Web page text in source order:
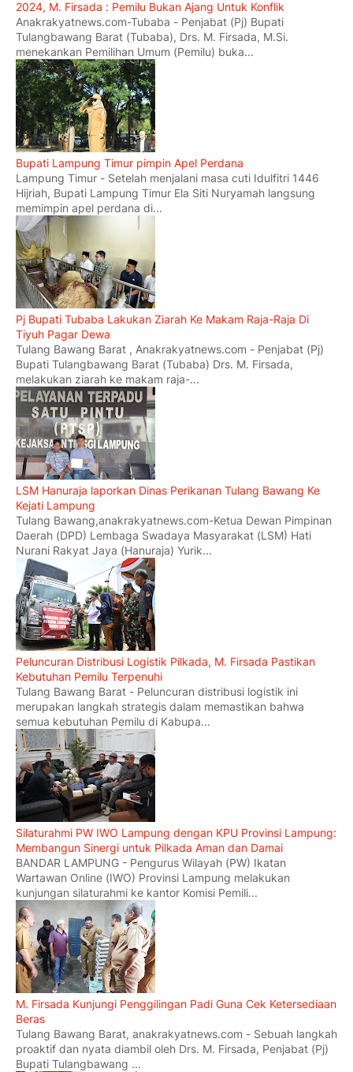
2024, M. Firsada : Pemilu Bukan Ajang Untuk Konflik
Anakrakyatnews.com-Tubaba - Penjabat (Pj) Bupati
Tulangbawang Barat (Tubaba), Drs. M. Firsada, M.Si.
menekankan Pemilihan Umum (Pemilu) buka...
Bupati Lampung Timur pimpin Apel Perdana
Lampung Timur - Setelah menjalani masa cuti Idulfitri 1446
Hijriah, Bupati Lampung Timur Ela Siti Nuryamah langsung
memimpin apel perdana di...
Pj Bupati Tubaba Lakukan Ziarah Ke Makam Raja-Raja Di
Tiyuh Pagar Dewa
Tulang Bawang Barat , Anakrakyatnews.com - Penjabat (Pj)
Bupati Tulangbawang Barat (Tubaba) Drs. M. Firsada,
melakukan ziarah ke makam raja-...
LSM Hanuraja laporkan Dinas Perikanan Tulang Bawang Ke
Kejati Lampung
Tulang Bawang,anakrakyatnews.com-Ketua Dewan Pimpinan
Daerah (DPD) Lembaga Swadaya Masyarakat (LSM) Hati
Nurani Rakyat Jaya (Hanuraja) Yurik...
Peluncuran Distribusi Logistik Pilkada, M. Firsada Pastikan
Kebutuhan Pemilu Terpenuhi
Tulang Bawang Barat - Peluncuran distribusi logistik ini
merupakan langkah strategis dalam memastikan bahwa
semua kebutuhan Pemilu di Kabupa...
Silaturahmi PW IWO Lampung dengan KPU Provinsi Lampung:
Membangun Sinergi untuk Pilkada Aman dan Damai
BANDAR LAMPUNG - Pengurus Wilayah (PW) Ikatan
Wartawan Online (IWO) Provinsi Lampung melakukan
kunjungan silaturahmi ke kantor Komisi Pemili...
M. Firsada Kunjungi Penggilingan Padi Guna Cek Ketersediaan
Beras
Tulang Bawang Barat, anakrakyatnews.com - Sebuah langkah
proaktif dan nyata diambil oleh Drs. M. Firsada, Penjabat (Pj)
Bupati Tulangbawang ...